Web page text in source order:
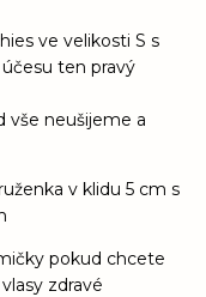
ve velikosti S s
ten pravý
vše neušijeme a
v klidu 5 cm s
pokud chcete
zdravé